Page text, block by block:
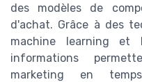
des modèles de
d'achat. Grâce à des
machine learning et
informations
marketing en